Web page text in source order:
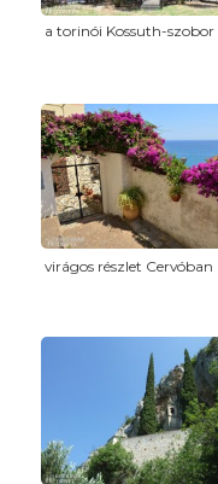
a torinói Kossuth-szobor
virágos részlet Cervóban